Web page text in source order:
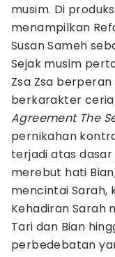
musim. Di
menampilkan
Susan Sameh
Sejak musim
Zsa Zsa
berkarakter
Agreement The
pernikahan
terjadi atas
merebut hati
mencintai Sarah,
Kehadiran Sarah
Tari dan Bian
perbedebatan